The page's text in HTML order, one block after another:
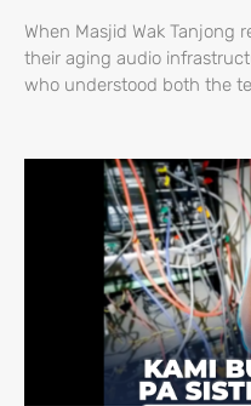
When Masjid Wak Tanjong
their aging audio
who understood both the